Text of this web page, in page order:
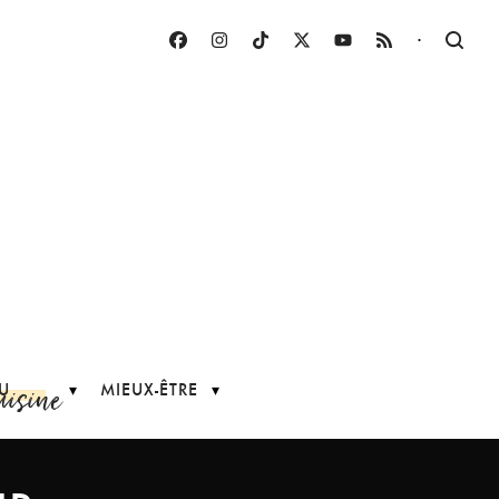
·
MIEUX-ÊTRE